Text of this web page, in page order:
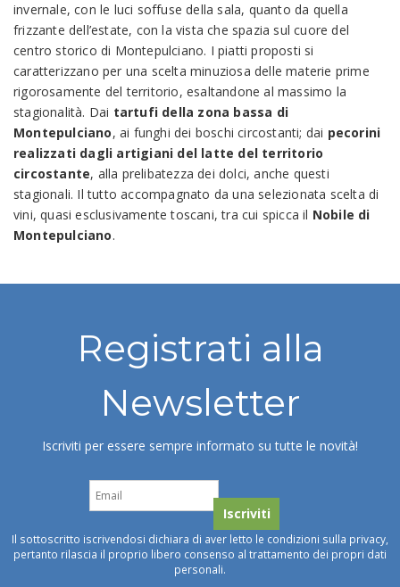
invernale, con le luci soffuse della sala, quanto da quella
frizzante dell’estate, con la vista che spazia sul cuore del
centro storico di Montepulciano. I piatti proposti si
caratterizzano per una scelta minuziosa delle materie prime
rigorosamente del territorio, esaltandone al massimo la
stagionalità. Dai tartufi della zona bassa di
Montepulciano, ai funghi dei boschi circostanti; dai pecorini
realizzati dagli artigiani del latte del territorio
circostante, alla prelibatezza dei dolci, anche questi
stagionali. Il tutto accompagnato da una selezionata scelta di
vini, quasi esclusivamente toscani, tra cui spicca il Nobile di
Montepulciano.
Registrati alla
Newsletter
Iscriviti per essere sempre informato su tutte le novità!
Il sottoscritto iscrivendosi dichiara di aver letto le condizioni sulla privacy,
pertanto rilascia il proprio libero consenso al trattamento dei propri dati
personali.